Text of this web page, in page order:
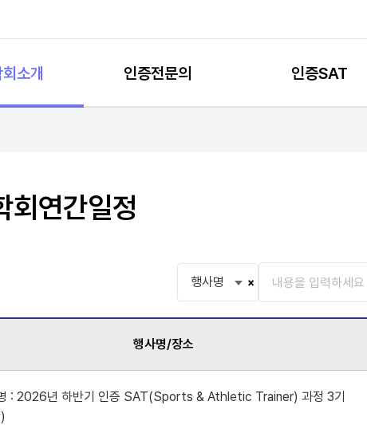
소개 인증전문의 인증SAT
회연간일정
×
행사명
행사명/장소
: 2026년 하반기 인증 SAT(Sports & Athletic Trainer) 과정 3기